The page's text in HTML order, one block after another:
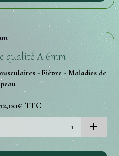
qualité A 6mm
- Fièvre - Maladies de
peau
12,00€ TTC